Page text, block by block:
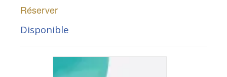
Réserver
Disponible